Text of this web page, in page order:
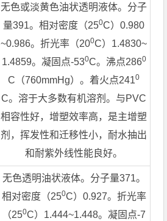
无色或淡黄色油状透明液体。分子
量391。相对密度（250C）0.980
~0.986。折光率（200C）1.4830~
1.4859。凝固点-530C。沸点2860
C（760mmHg）。着火点2410
C。溶于大多数有机溶剂。与PVC
相容性好，增塑效率高，是主增塑
剂，挥发性和迁移性小，耐水抽出
和耐紫外线性能良好。
无色透明油状液体。分子量371。
相对密度（250C）0.927。折光率
（250C）1.444~1.448。凝固点-7